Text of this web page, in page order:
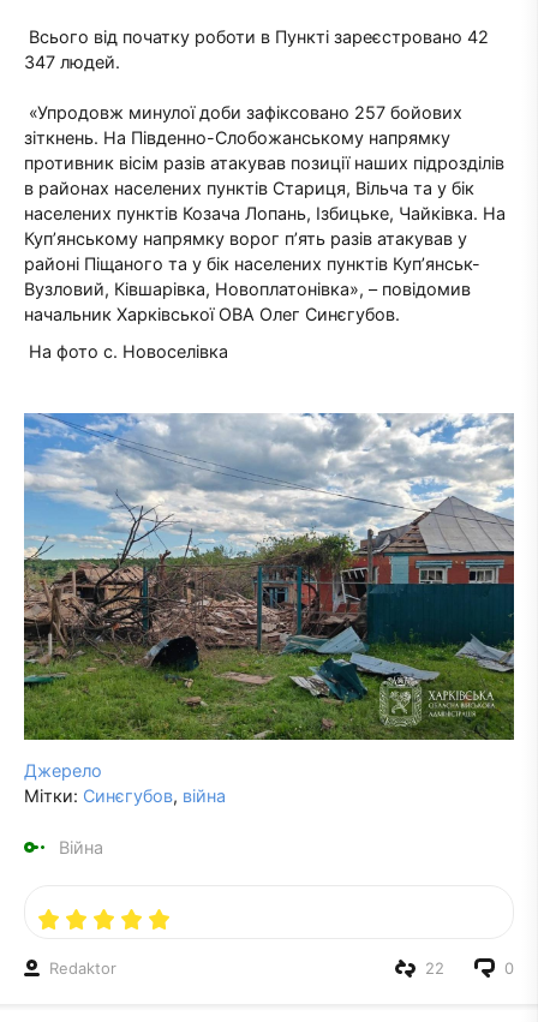
Всього від початку роботи в Пункті зареєстровано 42
347 людей.
«Упродовж минулої доби зафіксовано 257 бойових
зіткнень. На Південно-Слобожанському напрямку
противник вісім разів атакував позиції наших підрозділів
в районах населених пунктів Стариця, Вільча та у бік
населених пунктів Козача Лопань, Ізбицьке, Чайківка. На
Куп’янському напрямку ворог п’ять разів атакував у
районі Піщаного та у бік населених пунктів Куп’янськ-
Вузловий, Ківшарівка, Новоплатонівка», – повідомив
начальник Харківської ОВА Олег Синєгубов.
На фото с. Новоселівка
Джерело
Мітки: Синєгубов, війна
Війна
Redaktor 0
22